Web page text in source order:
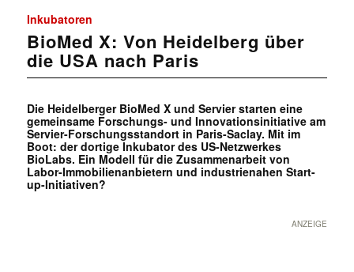
Inkubatoren
BioMed X: Von Heidelberg über
die USA nach Paris
Die Heidelberger BioMed X und Servier starten eine
gemeinsame Forschungs- und Innovationsinitiative am
Servier-Forschungsstandort in Paris-Saclay. Mit im
Boot: der dortige Inkubator des US-Netzwerkes
BioLabs. Ein Modell für die Zusammenarbeit von
Labor-Immobilienanbietern und industrienahen Start-
up-Initiativen?
ANZEIGE